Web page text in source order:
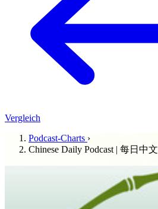
Vergleich
Podcast-Charts ›
Chinese Daily Podcast | 每日中文